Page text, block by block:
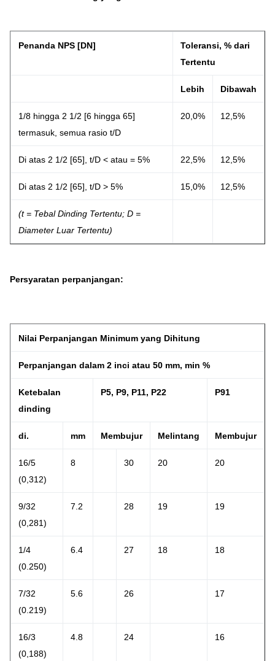
Penanda NPS [DN]
Toleransi, % dari
Tertentu
Lebih Dibawah
1/8 hingga 2 1/2 [6 hingga 65]
termasuk, semua rasio t/D
20,0% 12,5%
Di atas 2 1/2 [65], t/D < atau = 5% 22,5% 12,5%
Di atas 2 1/2 [65], t/D > 5% 15,0% 12,5%
(t = Tebal Dinding Tertentu; D =
Diameter Luar Tertentu)
Persyaratan perpanjangan:
Nilai Perpanjangan Minimum yang Dihitung
Perpanjangan dalam 2 inci atau 50 mm, min %
Ketebalan
dinding
P5, P9, P11, P22 P91
di. mm Membujur Melintang Membujur
16/5
(0,312)
8 30 20 20
9/32
(0,281)
7.2 28 19 19
1/4
(0.250)
6.4 27 18 18
7/32
(0.219)
5.6 26 17
16/3
(0,188)
4.8 24 16